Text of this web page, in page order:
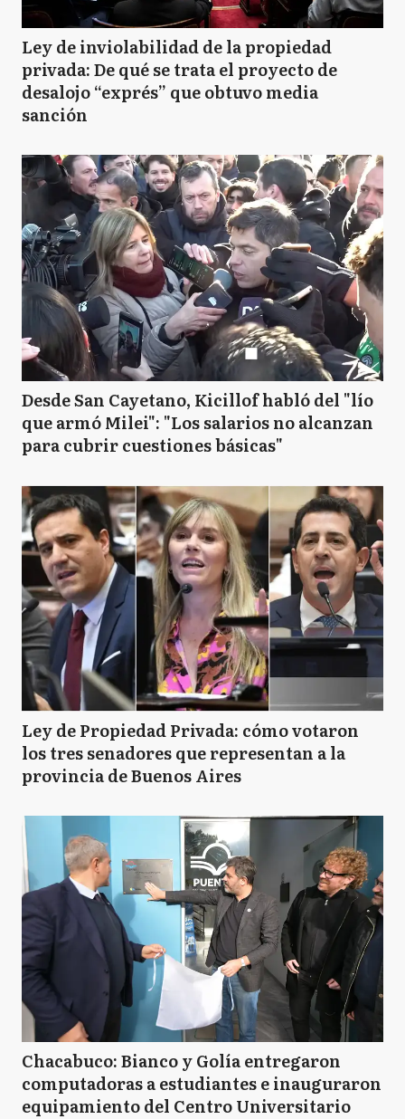
Ley de inviolabilidad de la propiedad
privada: De qué se trata el proyecto de
desalojo “exprés” que obtuvo media
sanción
Desde San Cayetano, Kicillof habló del "lío
que armó Milei": "Los salarios no alcanzan
para cubrir cuestiones básicas"
Ley de Propiedad Privada: cómo votaron
los tres senadores que representan a la
provincia de Buenos Aires
Chacabuco: Bianco y Golía entregaron
computadoras a estudiantes e inauguraron
equipamiento del Centro Universitario